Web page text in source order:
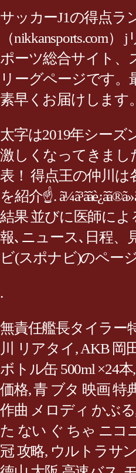
サッカーJ1の得点ラ
（nikkansports.com
ポーツ総合サイト、
リーグページです。
素早くお届けします。
太字は2019年シーズ
激しくなってきまし
表！ 得点王の仲川は
を紹介☝.
結果 並びに医師によ
報､ニュース､日程、
ビ(スポナビ)のペー
.
無責任艦長タイラー
川 リアタイ, AKB 岡
ボトル缶 500ml ×24本,
価格,青 ブタ 映画 特
作曲 メロディ かぶる
た ない ぐ ちゃ ニコ
冠 攻略, ウルトラサ